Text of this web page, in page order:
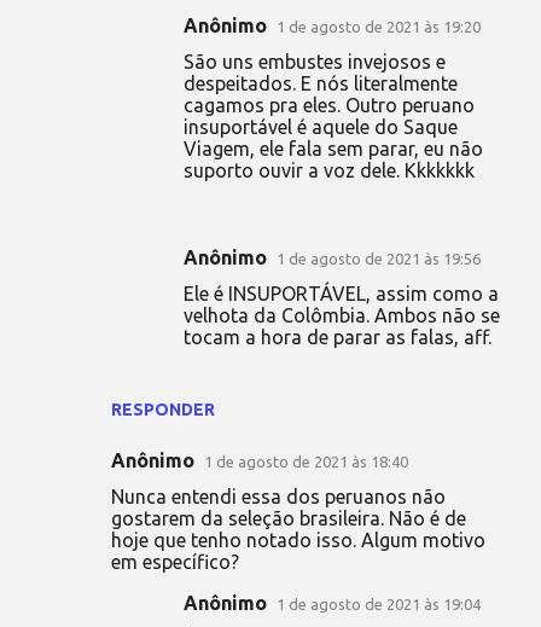
RESPONDER
Anônimo 1 de agosto de 2021 às 19:20
São uns embustes invejosos e
despeitados. E nós literalmente
cagamos pra eles. Outro peruano
insuportável é aquele do Saque
Viagem, ele fala sem parar, eu não
suporto ouvir a voz dele. Kkkkkkk
Anônimo 1 de agosto de 2021 às 19:56
Ele é INSUPORTÁVEL, assim como a
velhota da Colômbia. Ambos não se
tocam a hora de parar as falas, aff.
Anônimo 1 de agosto de 2021 às 18:40
Nunca entendi essa dos peruanos não
gostarem da seleção brasileira. Não é de
hoje que tenho notado isso. Algum motivo
em específico?
Anônimo 1 de agosto de 2021 às 19:04